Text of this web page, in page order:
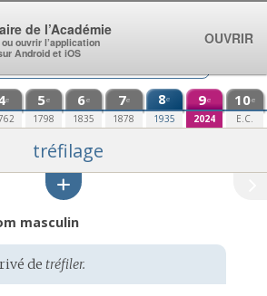
e 5e
1798
6e
1835
7e
1878
8e
1935
9e
2024
10e
E.C.
tréfilage
masculin
de tréfiler.
de l’Académie
ouvrir l’application
Android et iOS
OUVRIR